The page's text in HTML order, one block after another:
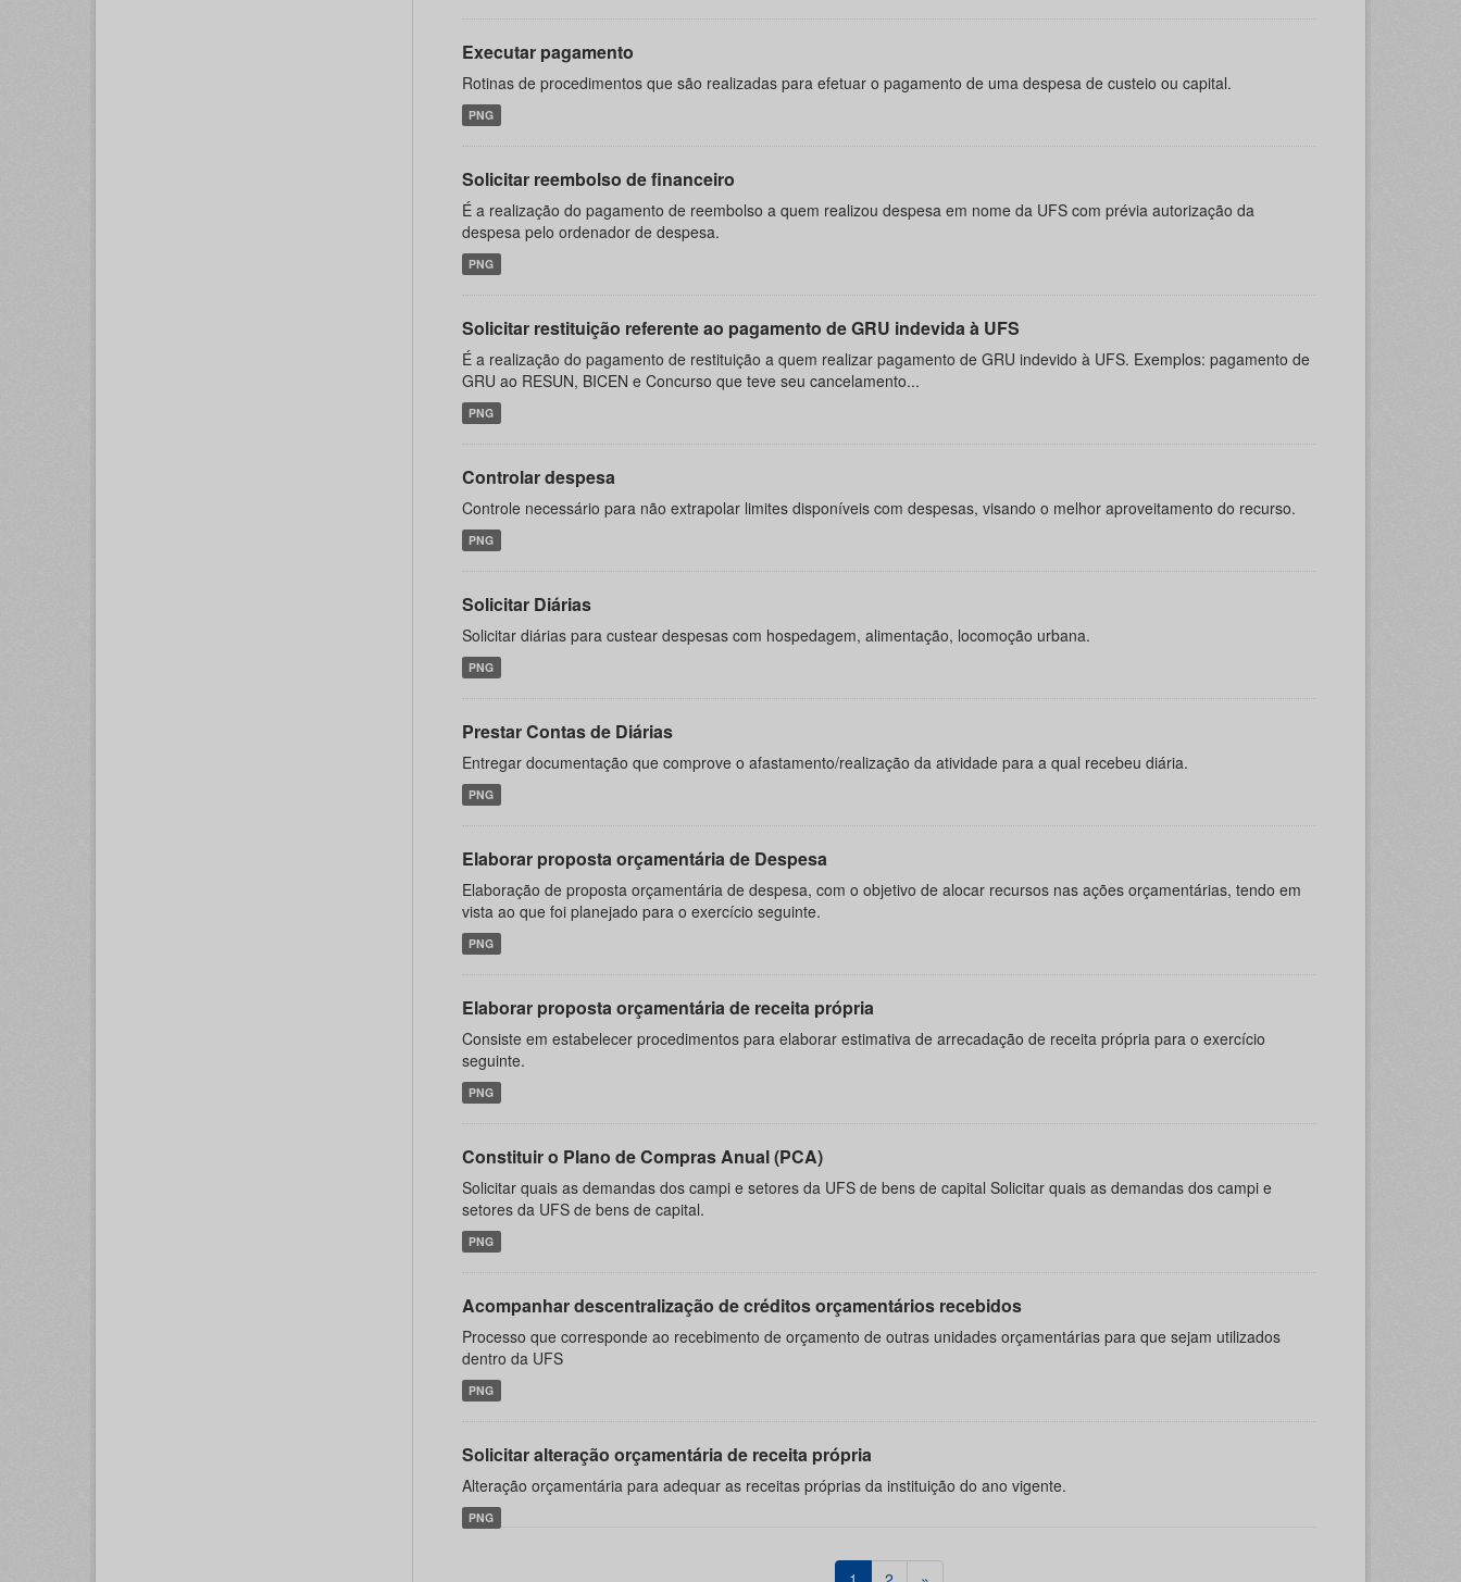
Executar pagamento
Rotinas de procedimentos que são realizadas para efetuar o pagamento de uma despesa de custeio ou capital.
PNG
Solicitar reembolso de financeiro
É a realização do pagamento de reembolso a quem realizou despesa em nome da UFS com prévia autorização da
despesa pelo ordenador de despesa.
PNG
Solicitar restituição referente ao pagamento de GRU indevida à UFS
É a realização do pagamento de restituição a quem realizar pagamento de GRU indevido à UFS. Exemplos: pagamento de
GRU ao RESUN, BICEN e Concurso que teve seu cancelamento...
PNG
Controlar despesa
Controle necessário para não extrapolar limites disponíveis com despesas, visando o melhor aproveitamento do recurso.
PNG
Solicitar Diárias
Solicitar diárias para custear despesas com hospedagem, alimentação, locomoção urbana.
PNG
Prestar Contas de Diárias
Entregar documentação que comprove o afastamento/realização da atividade para a qual recebeu diária.
PNG
Elaborar proposta orçamentária de Despesa
Elaboração de proposta orçamentária de despesa, com o objetivo de alocar recursos nas ações orçamentárias, tendo em
vista ao que foi planejado para o exercício seguinte.
PNG
Elaborar proposta orçamentária de receita própria
Consiste em estabelecer procedimentos para elaborar estimativa de arrecadação de receita própria para o exercício
seguinte.
PNG
Constituir o Plano de Compras Anual (PCA)
Solicitar quais as demandas dos campi e setores da UFS de bens de capital Solicitar quais as demandas dos campi e
setores da UFS de bens de capital.
PNG
Acompanhar descentralização de créditos orçamentários recebidos
Processo que corresponde ao recebimento de orçamento de outras unidades orçamentárias para que sejam utilizados
dentro da UFS
PNG
Solicitar alteração orçamentária de receita própria
Alteração orçamentária para adequar as receitas próprias da instituição do ano vigente.
PNG